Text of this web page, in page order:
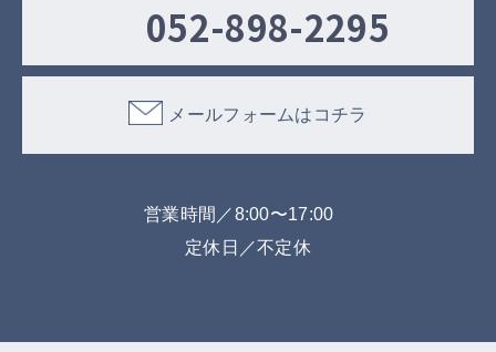
052-898-2295
メールフォームはコチラ
営業時間／8:00〜17:00
定休日／不定休